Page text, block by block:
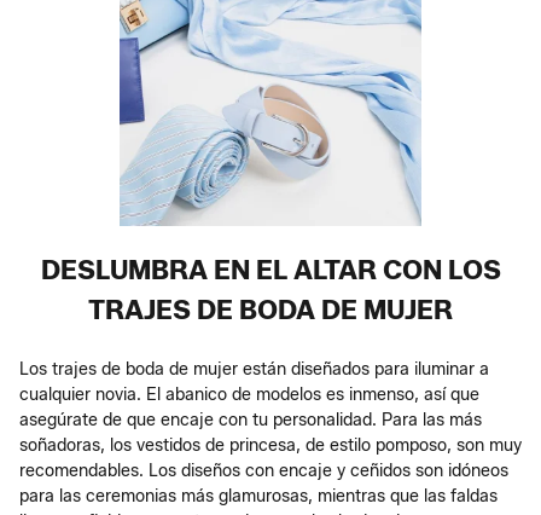
DESLUMBRA EN EL ALTAR CON LOS
TRAJES DE BODA DE MUJER
Los trajes de boda de mujer están diseñados para iluminar a
cualquier novia. El abanico de modelos es inmenso, así que
asegúrate de que encaje con tu personalidad. Para las más
soñadoras, los vestidos de princesa, de estilo pomposo, son muy
recomendables. Los diseños con encaje y ceñidos son idóneos
para las ceremonias más glamurosas, mientras que las faldas